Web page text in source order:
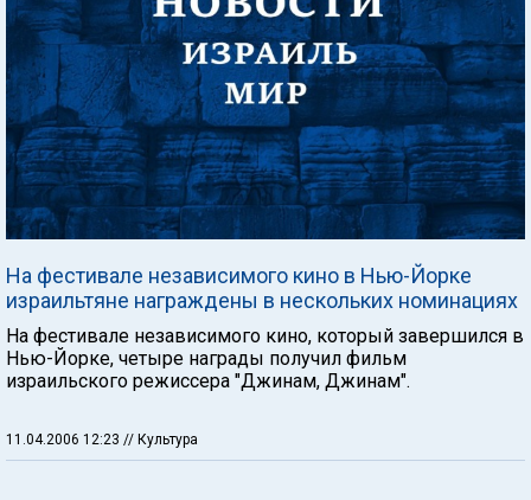
На фестивале независимого кино в Нью-Йорке
израильтяне награждены в нескольких номинациях
На фестивале независимого кино, который завершился в
Нью-Йорке, четыре награды получил фильм
израильского режиссера "Джинам, Джинам".
11.04.2006 12:23 // Культура